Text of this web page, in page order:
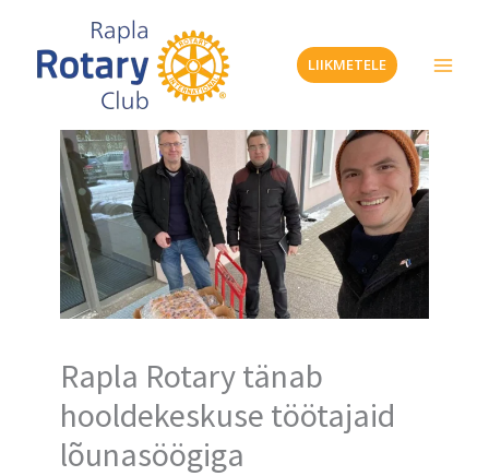
content
LIIKMETELE
Rapla Rotary tänab
hooldekeskuse töötajaid
lõunasöögiga